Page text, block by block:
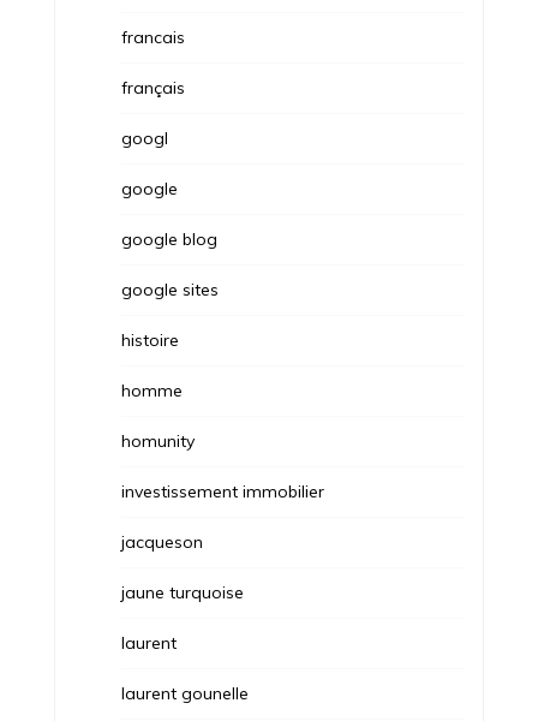
francais
français
googl
google
google blog
google sites
histoire
homme
homunity
investissement immobilier
jacqueson
jaune turquoise
laurent
laurent gounelle